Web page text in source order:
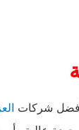
أفضل شركات